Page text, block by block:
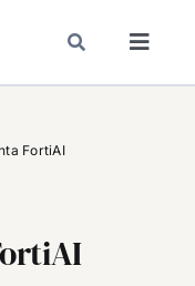
FortiAI